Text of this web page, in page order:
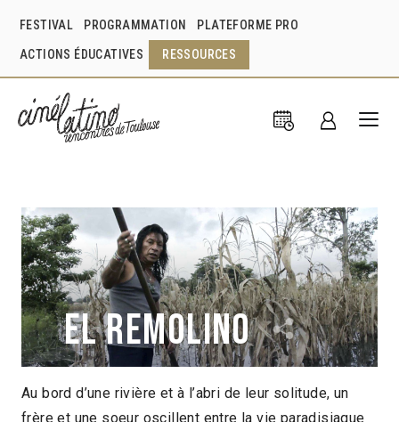
FESTIVAL PROGRAMMATION PLATEFORME PRO
ACTIONS ÉDUCATIVES RESSOURCES
El Remolino
Laura Herrero Garvín Mexique 2016
1h13
Au bord d’une rivière et à l’abri de leur solitude, un
frère et une soeur oscillent entre la vie paradisiaque